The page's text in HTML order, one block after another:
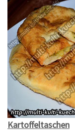
Kartoffeltaschen